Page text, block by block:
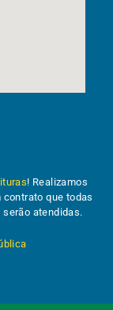
! Realizamos
que todas
serão atendidas.